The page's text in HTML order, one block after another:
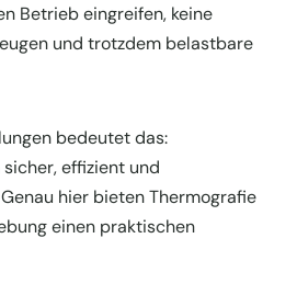
Betrieb eingreifen, keine
und trotzdem belastbare
bedeutet das:
effizient und
hier bieten Thermografie
einen praktischen